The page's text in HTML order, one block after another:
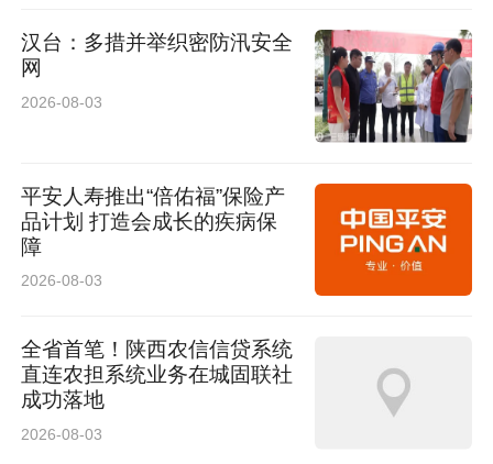
汉台：多措并举织密防汛安全
网
2026-08-03
平安人寿推出“倍佑福”保险产
品计划 打造会成长的疾病保
障
2026-08-03
全省首笔！陕西农信信贷系统
直连农担系统业务在城固联社
成功落地
2026-08-03